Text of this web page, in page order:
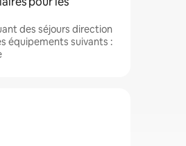
des séjours direction
équipements suivants :